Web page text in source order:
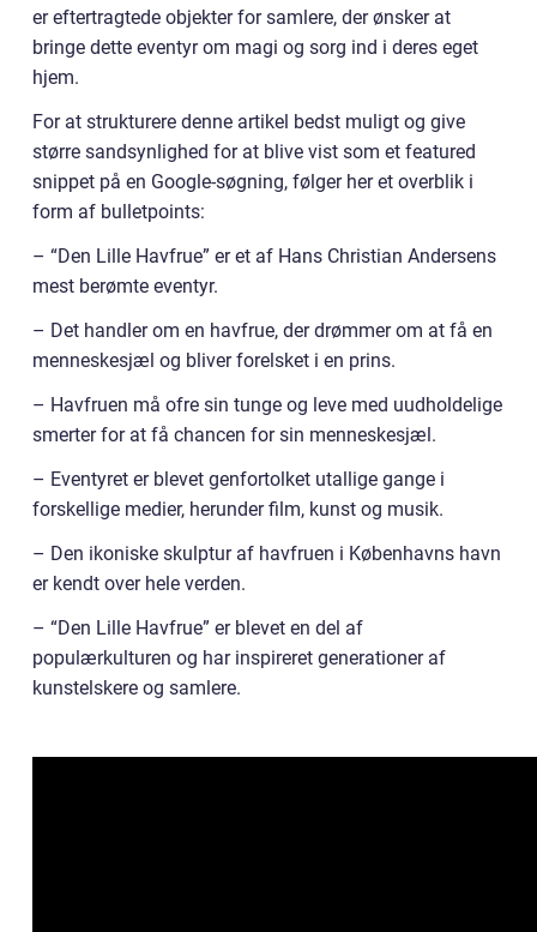
er eftertragtede objekter for samlere, der ønsker at
bringe dette eventyr om magi og sorg ind i deres eget
hjem.
For at strukturere denne artikel bedst muligt og give
større sandsynlighed for at blive vist som et featured
snippet på en Google-søgning, følger her et overblik i
form af bulletpoints:
– “Den Lille Havfrue” er et af Hans Christian Andersens
mest berømte eventyr.
– Det handler om en havfrue, der drømmer om at få en
menneskesjæl og bliver forelsket i en prins.
– Havfruen må ofre sin tunge og leve med uudholdelige
smerter for at få chancen for sin menneskesjæl.
– Eventyret er blevet genfortolket utallige gange i
forskellige medier, herunder film, kunst og musik.
– Den ikoniske skulptur af havfruen i Københavns havn
er kendt over hele verden.
– “Den Lille Havfrue” er blevet en del af
populærkulturen og har inspireret generationer af
kunstelskere og samlere.